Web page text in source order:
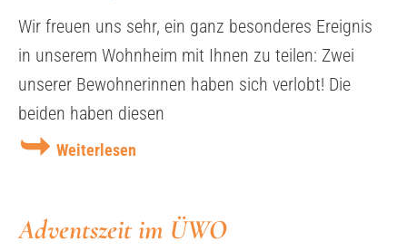
Wir freuen uns sehr, ein ganz besonderes Ereignis
in unserem Wohnheim mit Ihnen zu teilen: Zwei
unserer Bewohnerinnen haben sich verlobt! Die
beiden haben diesen
Weiterlesen
Adventszeit im ÜWO